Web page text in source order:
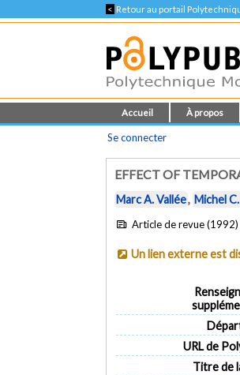
< Retour au portail
Accueil À propos
Se connecter
EFFECT OF
Marc A. Vallée, Michel
Article de revue (1992)
Un lien externe est
URL de
Titre de